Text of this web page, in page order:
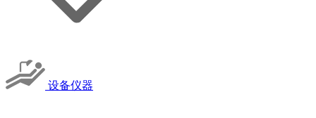
设备仪器